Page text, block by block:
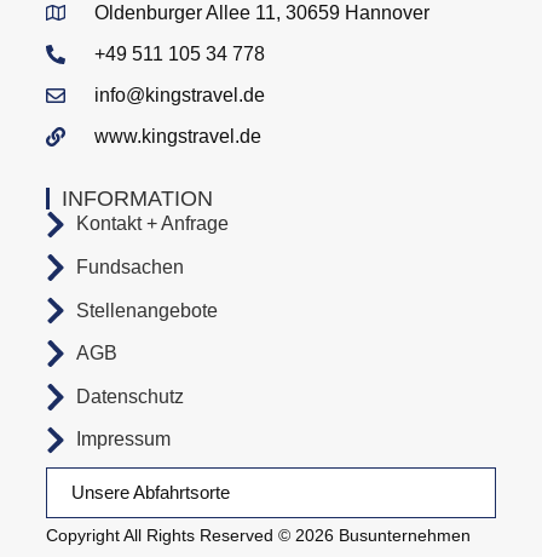
Copyright All Rights Reserved © 2026 Busunternehmen
Unsere Abfahrtsorte
INFORMATION
Kontakt + Anfrage
Fundsachen
Stellenangebote
AGB
Datenschutz
Impressum
Oldenburger Allee 11, 30659 Hannover
+49 511 105 34 778
info@kingstravel.de
www.kingstravel.de